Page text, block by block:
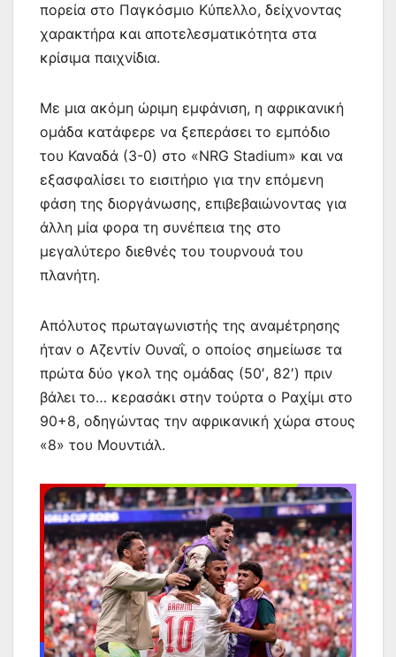
πορεία στο Παγκόσμιο Κύπελλο, δείχνοντας
χαρακτήρα και αποτελεσματικότητα στα
κρίσιμα παιχνίδια.
Με μια ακόμη ώριμη εμφάνιση, η αφρικανική
ομάδα κατάφερε να ξεπεράσει το εμπόδιο
του Καναδά (3-0) στο «NRG Stadium» και να
εξασφαλίσει το εισιτήριο για την επόμενη
φάση της διοργάνωσης, επιβεβαιώνοντας για
άλλη μία φορα τη συνέπεια της στο
μεγαλύτερο διεθνές του τουρνουά του
πλανήτη.
Απόλυτος πρωταγωνιστής της αναμέτρησης
ήταν ο Αζεντίν Ουναΐ, ο οποίος σημείωσε τα
πρώτα δύο γκολ της ομάδας (50′, 82′) πριν
βάλει το… κερασάκι στην τούρτα ο Ραχίμι στο
90+8, οδηγώντας την αφρικανική χώρα στους
«8» του Μουντιάλ.